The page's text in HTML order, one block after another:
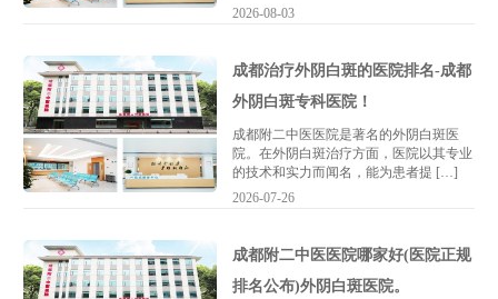
2026-08-03
成都治疗外阴白斑的医院排名-成都
外阴白斑专科医院！
成都附二中医医院是著名的外阴白斑医
院。在外阴白斑治疗方面，医院以其专业
的技术和实力而闻名，能为患者提 […]
2026-07-26
成都附二中医医院哪家好(医院正规
排名公布)外阴白斑医院。